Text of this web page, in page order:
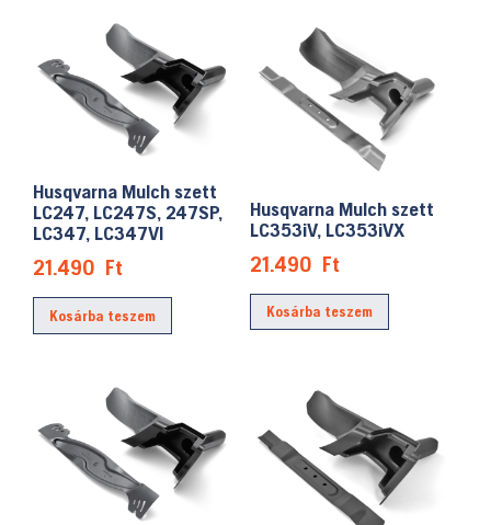
Husqvarna Mulch szett
LC247, LC247S, 247SP,
LC347, LC347VI
21.490 Ft
Kosárba teszem
Husqvarna Mulch szett
LC353iV, LC353iVX
21.490 Ft
Kosárba teszem